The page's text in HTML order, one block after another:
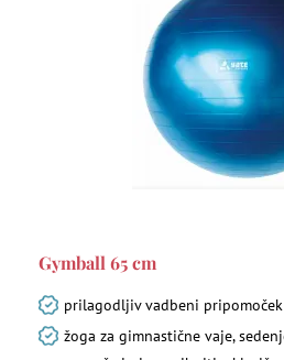
Gymball 65 cm
prilagodljiv vadbeni pripomoček
žoga za gimnastične vaje,